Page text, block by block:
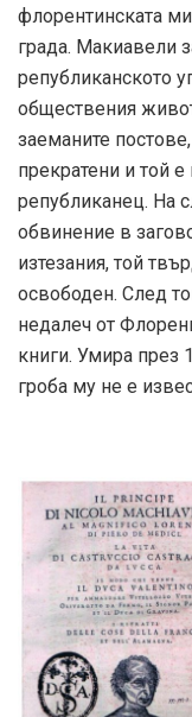
флорентинската
града. Макиавели
републиканското
обществения
заеманите
прекратени и той
републиканец. На
обвинение в
изтезания, той
освободен. След
недалеч от
книги. Умира през
гроба му не е